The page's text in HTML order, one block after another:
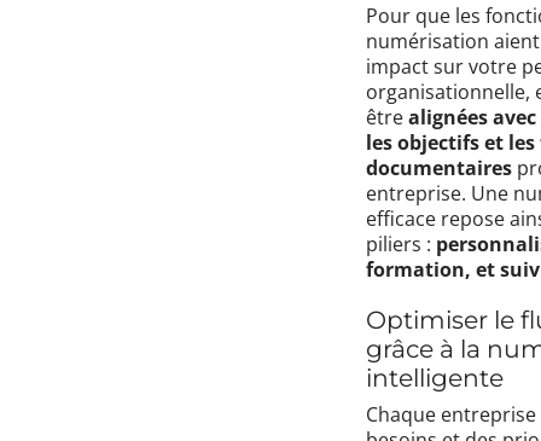
Pour que les
numérisation
impact sur votre
organisationnelle,
êtrealignées
les objectifs et
documentaires
entreprise. Une
efficace repose
piliers :
formation, et
Optimiser le
grâce à la
intelligente
Chaque